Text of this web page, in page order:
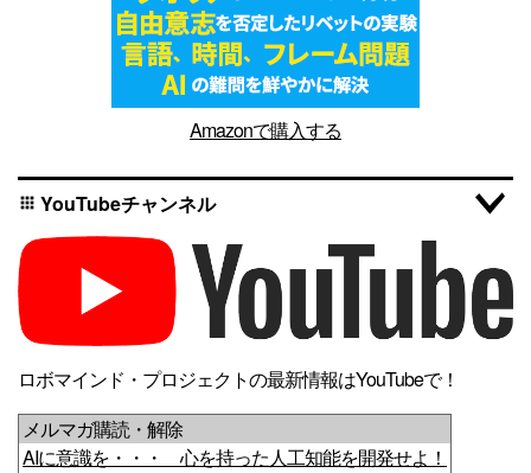
Amazonで購入する
apps YouTubeチャンネル
ロボマインド・プロジェクトの最新情報はYouTubeで！
メルマガ購読・解除
AIに意識を・・・ 心を持った人工知能を開発せよ！